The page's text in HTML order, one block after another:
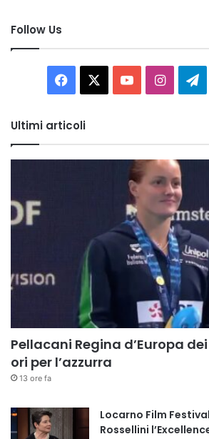
Follow Us
Facebook You
Ultimi articoli
Pellacani Regina d’Europa
ori per l’azzurra
13 ore fa
Locarno Film
Rossellini